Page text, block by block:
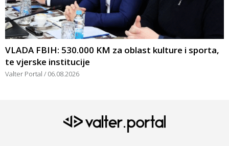
VLADA FBIH: 530.000 KM za oblast kulture i sporta,
te vjerske institucije
Valter Portal 06.08.2026